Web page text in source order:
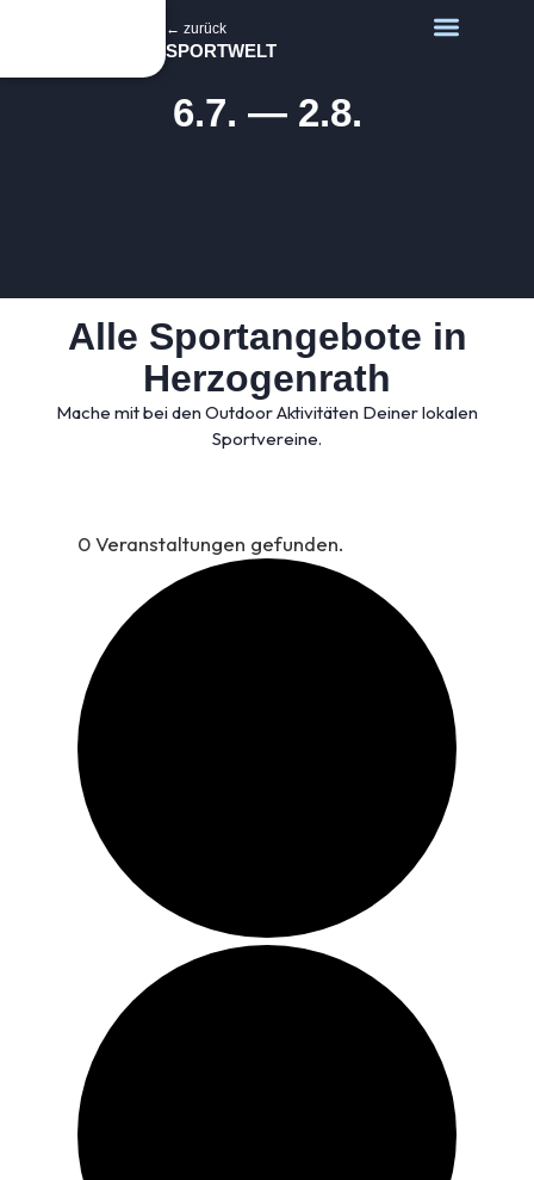
← zurück
SPORTWELT
6.7. — 2.8.
Alle Sportangebote in
Herzogenrath
Mache mit bei den Outdoor Aktivitäten Deiner lokalen
Sportvereine.​
0 Veranstaltungen gefunden.